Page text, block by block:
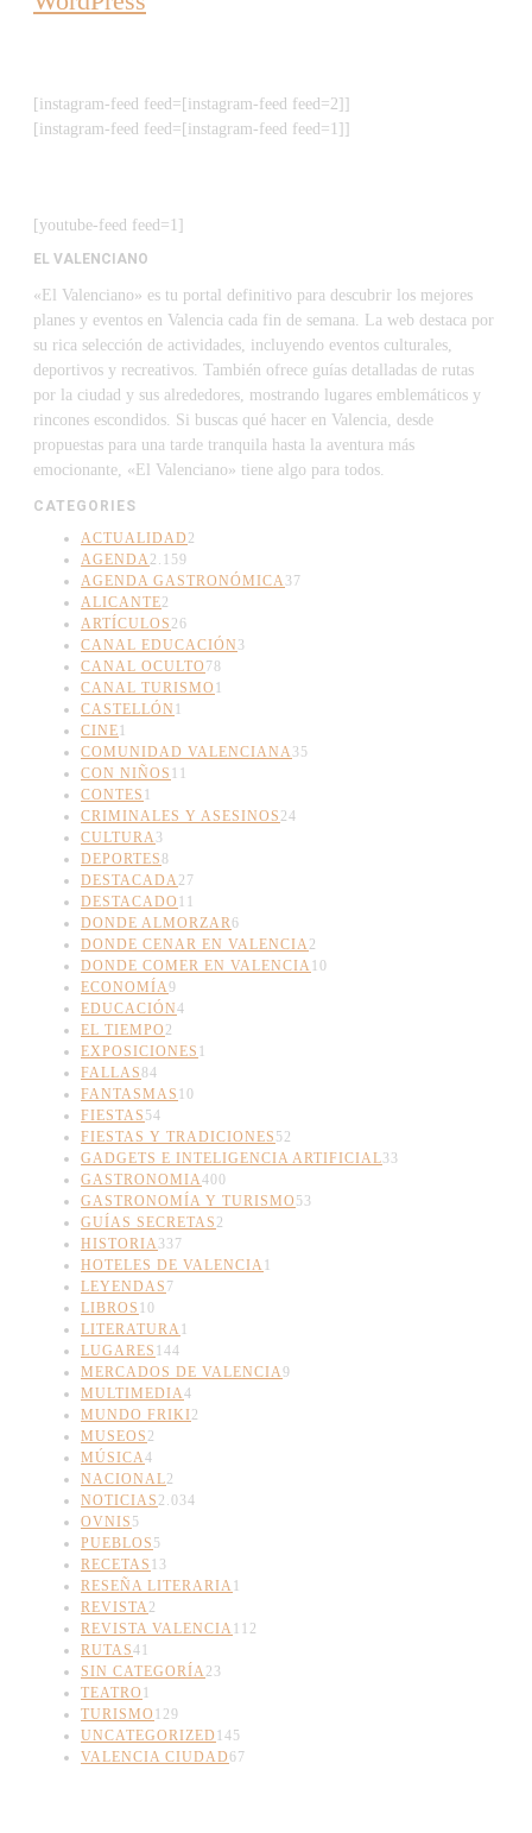
[instagram-feed feed=[instagram-feed feed=2]]
[instagram-feed feed=[instagram-feed feed=1]]
[youtube-feed feed=1]
EL VALENCIANO
«El Valenciano» es tu portal definitivo para descubrir los mejores
planes y eventos en Valencia cada fin de semana. La web destaca por
su rica selección de actividades, incluyendo eventos culturales,
deportivos y recreativos. También ofrece guías detalladas de rutas
por la ciudad y sus alrededores, mostrando lugares emblemáticos y
rincones escondidos. Si buscas qué hacer en Valencia, desde
propuestas para una tarde tranquila hasta la aventura más
emocionante, «El Valenciano» tiene algo para todos.
CATEGORIES
ACTUALIDAD 2
AGENDA2.159
AGENDA GASTRONÓMICA37
ALICANTE2
ARTÍCULOS 26
CANAL EDUCACIÓN 3
CANAL OCULTO 78
CANAL TURISMO 1
CASTELLÓN 1
CINE1
COMUNIDAD VALENCIANA35
CON NIÑOS 11
CONTES 1
CRIMINALES Y ASESINOS 24
CULTURA3
DEPORTES8
DESTACADA27
DESTACADO 11
DONDE ALMORZAR6
DONDE CENAR EN VALENCIA2
DONDE COMER EN VALENCIA10
ECONOMÍA9
EDUCACIÓN4
EL TIEMPO 2
EXPOSICIONES 1
FALLAS84
FANTASMAS 10
FIESTAS 54
FIESTAS Y TRADICIONES 52
GADGETS E INTELIGENCIA ARTIFICIAL33
GASTRONOMIA400
GASTRONOMÍA Y TURISMO 53
GUÍAS SECRETAS 2
HISTORIA337
HOTELES DE VALENCIA1
LEYENDAS 7
LIBROS 10
LITERATURA1
LUGARES 144
MERCADOS DE VALENCIA9
MULTIMEDIA4
MUNDO FRIKI2
MUSEOS 2
MÚSICA4
NACIONAL2
NOTICIAS 2.034
OVNIS 5
PUEBLOS 5
RECETAS 13
RESEÑA LITERARIA1
REVISTA2
REVISTA VALENCIA112
RUTAS41
SIN CATEGORÍA23
TEATRO 1
TURISMO 129
UNCATEGORIZED 145
VALENCIA CIUDAD67